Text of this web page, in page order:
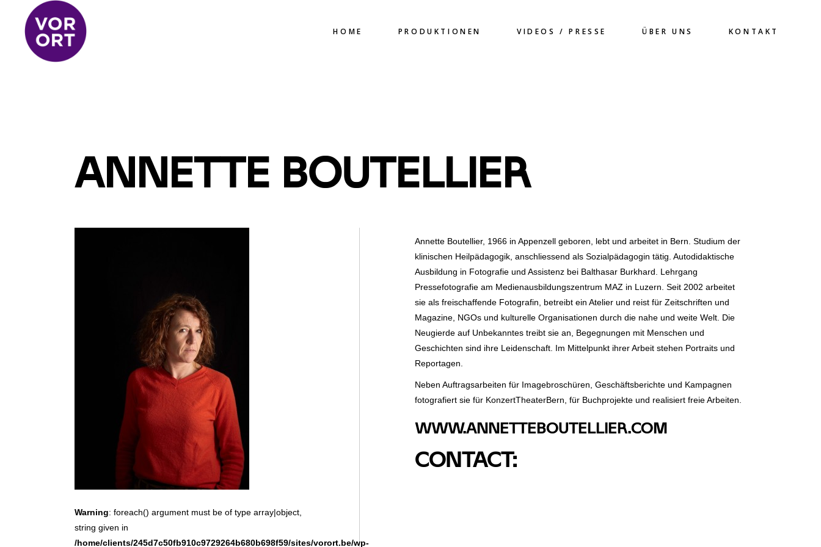
HOME PRODUKTIONEN VIDEOS / PRESSE ÜBER UNS KONTAKT
ANNETTE BOUTELLIER
Warning: foreach() argument must be of type array|object,
string given in
/home/clients/245d7c50fb910c9729264b680b698f59/sites/vorort.be/wp-
Annette Boutellier, 1966 in Appenzell geboren, lebt und arbeitet in Bern. Studium der
klinischen Heilpädagogik, anschliessend als Sozialpädagogin tätig. Autodidaktische
Ausbildung in Fotografie und Assistenz bei Balthasar Burkhard. Lehrgang
Pressefotografie am Medienausbildungszentrum MAZ in Luzern. Seit 2002 arbeitet
sie als freischaffende Fotografin, betreibt ein Atelier und reist für Zeitschriften und
Magazine, NGOs und kulturelle Organisationen durch die nahe und weite Welt. Die
Neugierde auf Unbekanntes treibt sie an, Begegnungen mit Menschen und
Geschichten sind ihre Leidenschaft. Im Mittelpunkt ihrer Arbeit stehen Portraits und
Reportagen.
Neben Auftragsarbeiten für Imagebroschüren, Geschäftsberichte und Kampagnen
fotografiert sie für KonzertTheaterBern, für Buchprojekte und realisiert freie Arbeiten.
WWW.ANNETTEBOUTELLIER.COM
CONTACT: